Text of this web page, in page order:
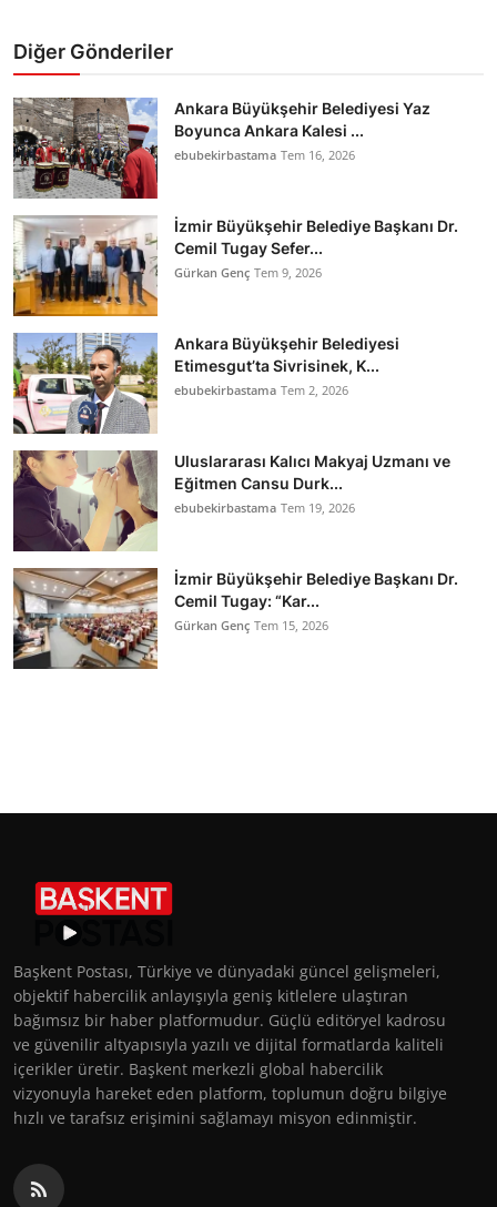
Diğer Gönderiler
Ankara Büyükşehir Belediyesi Yaz
Boyunca Ankara Kalesi ...
ebubekirbastama Tem 16, 2026
İzmir Büyükşehir Belediye Başkanı Dr.
Cemil Tugay Sefer...
Gürkan Genç Tem 9, 2026
Ankara Büyükşehir Belediyesi
Etimesgut’ta Sivrisinek, K...
ebubekirbastama Tem 2, 2026
Uluslararası Kalıcı Makyaj Uzmanı ve
Eğitmen Cansu Durk...
ebubekirbastama Tem 19, 2026
İzmir Büyükşehir Belediye Başkanı Dr.
Cemil Tugay: “Kar...
Gürkan Genç Tem 15, 2026
Başkent Postası, Türkiye ve dünyadaki güncel gelişmeleri,
objektif habercilik anlayışıyla geniş kitlelere ulaştıran
bağımsız bir haber platformudur. Güçlü editöryel kadrosu
ve güvenilir altyapısıyla yazılı ve dijital formatlarda kaliteli
içerikler üretir. Başkent merkezli global habercilik
vizyonuyla hareket eden platform, toplumun doğru bilgiye
hızlı ve tarafsız erişimini sağlamayı misyon edinmiştir.